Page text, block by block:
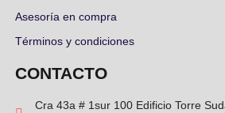
Asesoría en compra
Términos y condiciones
CONTACTO
Cra 43a # 1sur 100 Edificio Torre